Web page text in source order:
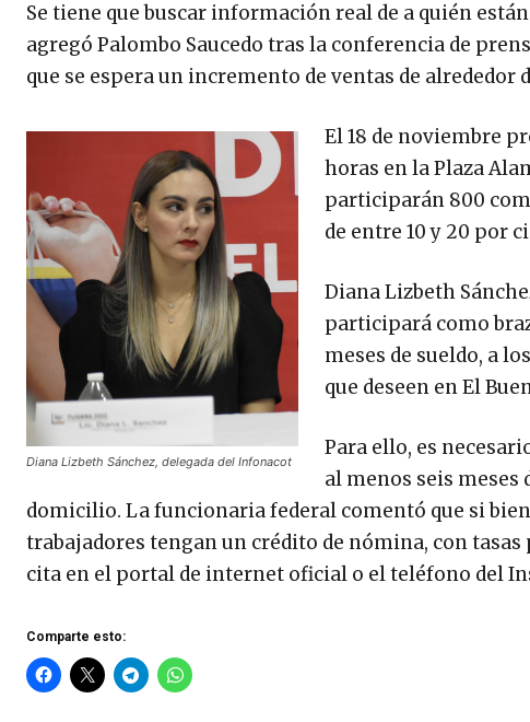
Se tiene que buscar información real de a quién
agregó Palombo Saucedo tras la conferencia de
que se espera un incremento de ventas de alrededor
Diana Lizbeth Sánchez, delegada del Infonacot
El 18 de noviembre
horas en la Plaza
participarán 800
de entre 10 y 20 por
Diana Lizbeth
participará como
meses de sueldo, a
que deseen en El
Para ello, es
al menos seis meses
domicilio. La funcionaria federal comentó que si
trabajadores tengan un crédito de nómina, con
cita en el portal de internet oficial o el teléfono del
Comparte esto: